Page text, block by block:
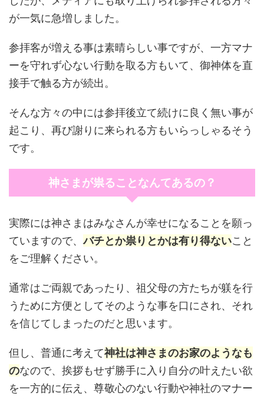
が一気に急増しました。
参拝客が増える事は素晴らしい事ですが、一方マナ
ーを守れず心ない行動を取る方もいて、御神体を直
接手で触る方が続出。
そんな方々の中には参拝後立て続けに良く無い事が
起こり、再び謝りに来られる方もいらっしゃるそう
です。
神さまが祟ることなんてあるの？
実際には神さまはみなさんが幸せになることを願っ
ていますので、バチとか祟りとかは有り得ないこと
をご理解ください。
通常はご両親であったり、祖父母の方たちが躾を行
うために方便としてそのような事を口にされ、それ
を信じてしまったのだと思います。
但し、普通に考えて神社は神さまのお家のようなも
のなので、挨拶もせず勝手に入り自分の叶えたい欲
を一方的に伝え、尊敬心のない行動や神社のマナー